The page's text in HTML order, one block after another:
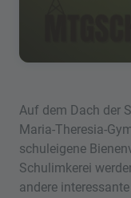
Auf dem Dach der
Maria-Theresia-
schuleigene
Schulimkerei
andere